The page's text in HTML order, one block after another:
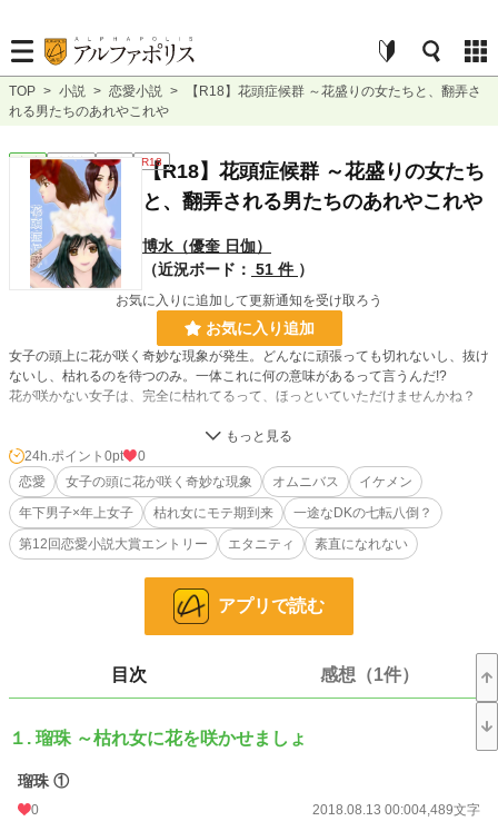
TOP > 小説 > 恋愛小説 >
【R18】花頭症候群 ～花盛りの女たちと、翻弄さ
れる男たちのあれやこれや
恋愛 連載中 長編 R18
【R18】花頭症候群 ～花盛りの女たち
と、翻弄される男たちのあれやこれや
博水（優奎 日伽）
（近況ボード： 51 件 ）
お気に入りに追加して更新通知を受け取ろう
お気に入り追加
女子の頭上に花が咲く奇妙な現象が発生。どんなに頑張っても切れないし、抜け
ないし、枯れるのを待つのみ。一体これに何の意味があるって言うんだ!?
花が咲かない女子は、完全に枯れてるって、ほっといていただけませんかね？
恋に疲れた女子、恋が上手く行かない女子、やきもきする男子たちのオムニバ
ス。
1章 瑠珠（るみ）
金子瑠珠はリフォーム会社に勤務する二十一歳。一年前、三年付き合った彼氏の
浮気現場を目撃してから、二度と恋はしたくないと頑なになってしまった。そん
な彼女を中学二年の頃から思い続けているお隣の高校生、相沢杏里が負けじと迫
っているけど、弟としか見てくれない瑠珠に不満。瑠珠に迫り来る男の影に杏里
ＤＫ杏里の一途な恋心が成就するまでの紆余曲折。瑠珠の知らない所で、彼女に
言えないようなエッチな事を絡めながら頑張ってたんです。
3章 架純
納得いかない彼女は奮起するも、黒珠を怒らせてしまって…。
って来た。二人の間に微妙な空気が流れ始める。
24h.ポイント 0pt
0
恋愛
女子の頭に花が咲く奇妙な現象 オムニバス
イケメン
年下男子×年上女子
枯れ女にモテ期到来
一途なDKの七転八倒？
第12回恋愛小説大賞エントリー
エタニティ 素直になれない
アプリで読む
目次 感想（1件）
１. 瑠珠 ～枯れ女に花を咲かせましょ
瑠珠 ①
0 2018.08.13 00:004,489文字